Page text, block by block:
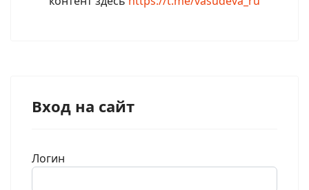
Вход на сайт
Логин